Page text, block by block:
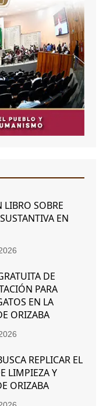
LIBRO SOBRE
EN
DE
PARA
EN LA
ORIZABA
REPLICAR EL
LIMPIEZA Y
ORIZABA